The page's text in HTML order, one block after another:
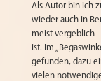
Als Autor bin ich
wieder auch in
meist vergeblich
ist. Im
gefunden, dazu
vielen